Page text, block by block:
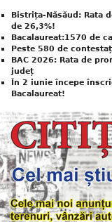
Bistrița-Năsăud: Rata
de 26,3%!
Bacalaureat:1570 de
Peste 580 de
BAC 2026: Rata de
județ
În 2 iunie începe
Bacalaureat!